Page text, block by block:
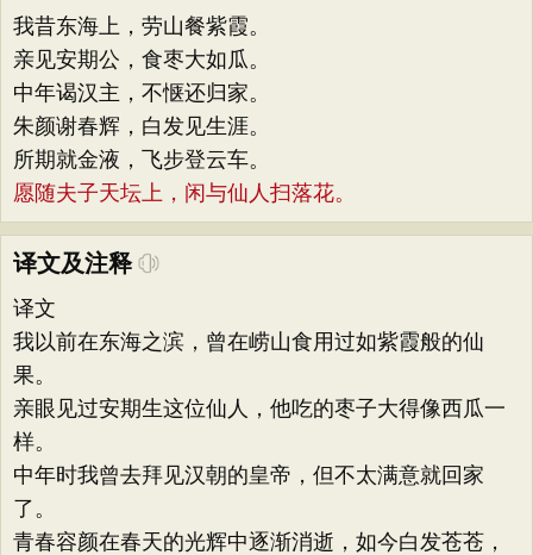
我昔东海上，劳山餐紫霞。
亲见安期公，食枣大如瓜。
中年谒汉主，不惬还归家。
朱颜谢春辉，白发见生涯。
所期就金液，飞步登云车。
愿随夫子天坛上，闲与仙人扫落花。
译文及注释
译文
我以前在东海之滨，曾在崂山食用过如紫霞般的仙
果。
亲眼见过安期生这位仙人，他吃的枣子大得像西瓜一
样。
中年时我曾去拜见汉朝的皇帝，但不太满意就回家
了。
青春容颜在春天的光辉中逐渐消逝，如今白发苍苍，